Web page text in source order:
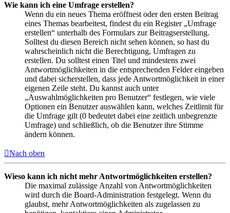
Wie kann ich eine Umfrage erstellen?
Wenn du ein neues Thema eröffnest oder den ersten Beitrag
eines Themas bearbeitest, findest du ein Register „Umfrage
erstellen“ unterhalb des Formulars zur Beitragserstellung.
Solltest du diesen Bereich nicht sehen können, so hast du
wahrscheinlich nicht die Berechtigung, Umfragen zu
erstellen. Du solltest einen Titel und mindestens zwei
Antwortmöglichkeiten in die entsprechenden Felder eingeben
und dabei sicherstellen, dass jede Antwortmöglichkeit in einer
eigenen Zeile steht. Du kannst auch unter
„Auswahlmöglichkeiten pro Benutzer“ festlegen, wie viele
Optionen ein Benutzer auswählen kann, welches Zeitlimit für
die Umfrage gilt (0 bedeutet dabei eine zeitlich unbegrenzte
Umfrage) und schließlich, ob die Benutzer ihre Stimme
ändern können.
Nach oben
Wieso kann ich nicht mehr Antwortmöglichkeiten erstellen?
Die maximal zulässige Anzahl von Antwortmöglichkeiten
wird durch die Board-Administration festgelegt. Wenn du
glaubst, mehr Antwortmöglichkeiten als zugelassen zu